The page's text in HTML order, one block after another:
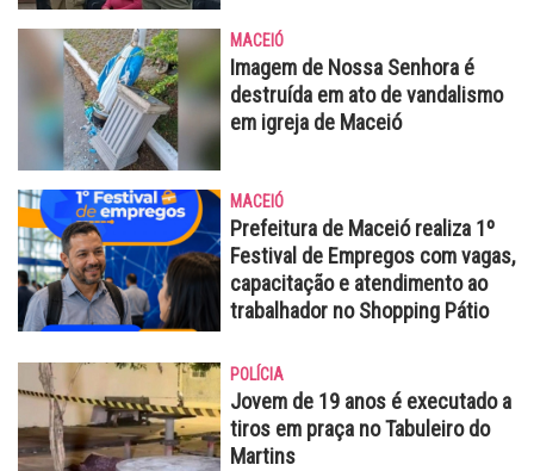
MACEIÓ
Imagem de Nossa Senhora é
destruída em ato de vandalismo
em igreja de Maceió
MACEIÓ
Prefeitura de Maceió realiza 1º
Festival de Empregos com vagas,
capacitação e atendimento ao
trabalhador no Shopping Pátio
POLÍCIA
Jovem de 19 anos é executado a
tiros em praça no Tabuleiro do
Martins